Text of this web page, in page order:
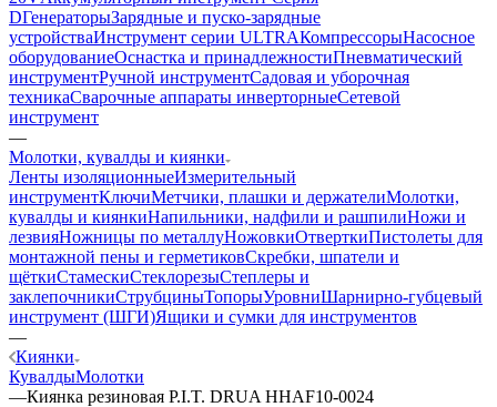
DГенераторыЗарядные и пуско-зарядные
устройстваИнструмент серии ULTRAКомпрессорыНасосное
оборудованиеОснастка и принадлежностиПневматический
инструментРучной инструментСадовая и уборочная
техникаСварочные аппараты инверторныеСетевой
инструмент
—
Молотки, кувалды и киянки
Ленты изоляционныеИзмерительный
инструментКлючиМетчики, плашки и держателиМолотки,
кувалды и киянкиНапильники, надфили и рашпилиНожи и
лезвияНожницы по металлуНожовкиОтверткиПистолеты для
монтажной пены и герметиковСкребки, шпатели и
щёткиСтамескиСтеклорезыСтеплеры и
заклепочникиСтрубциныТопорыУровниШарнирно-губцевый
инструмент (ШГИ)Ящики и сумки для инструментов
—
Киянки
КувалдыМолотки
—Киянка резиновая P.I.T. DRUA HHAF10-0024